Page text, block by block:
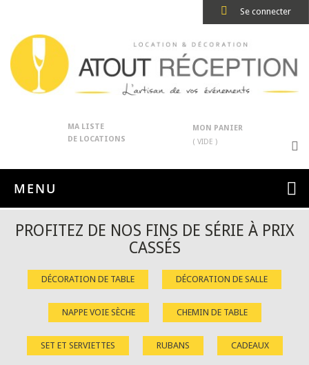
Se connecter
MA LISTE
DE LOCATIONS
MON PANIER
( VIDE )
MENU
PROFITEZ DE NOS FINS DE SÉRIE À PRIX
CASSÉS
DÉCORATION DE TABLE DÉCORATION DE SALLE
NAPPE VOIE SÈCHE CHEMIN DE TABLE
SET ET SERVIETTES RUBANS CADEAUX